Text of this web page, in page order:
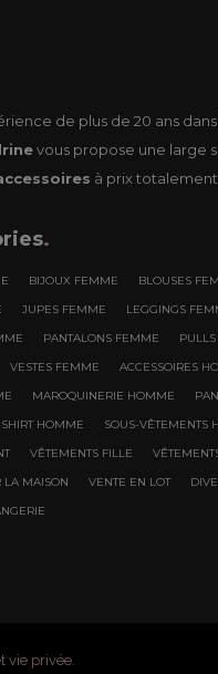
de plus de 20 ans
vous propose une large
à prix totalement
.
BIJOUX FEMME
BLOUSES
JUPES FEMME LEGGINGS
PANTALONS FEMME
VESTES FEMME ACCESSOIRES
MAROQUINERIE HOMME
SHIRT HOMME
SOUS-VÊTEMENTS
VÊTEMENTS FILLE
LA MAISON VENTE EN LOT
vie privée.